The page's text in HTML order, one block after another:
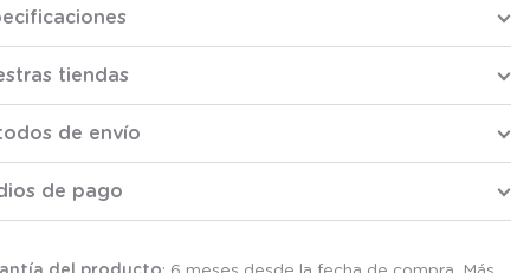
tiendas
de envío
de pago